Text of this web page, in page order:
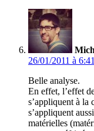
26/01/2011 à 6:41
Belle analyse.
En effet, l’effet
s’appliquent à la
s’appliquent
matérielles